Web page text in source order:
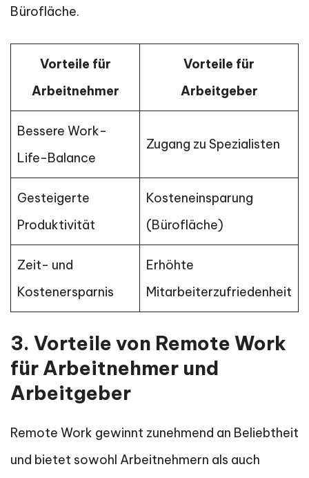
Bürofläche.
Vorteile für
Arbeitnehmer
Vorteile für
Arbeitgeber
Bessere Work-
Life-Balance
Zugang zu Spezialisten
Gesteigerte
Produktivität
Kosteneinsparung
(Bürofläche)
Zeit- und
Kostenersparnis
Erhöhte
Mitarbeiterzufriedenheit
3. Vorteile von Remote Work
für Arbeitnehmer und
Arbeitgeber
Remote Work gewinnt zunehmend an Beliebtheit
und bietet sowohl Arbeitnehmern als auch